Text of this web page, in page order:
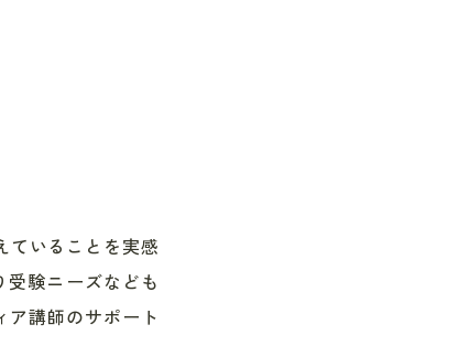
ていることを実感
験ニーズなども
講師のサポート